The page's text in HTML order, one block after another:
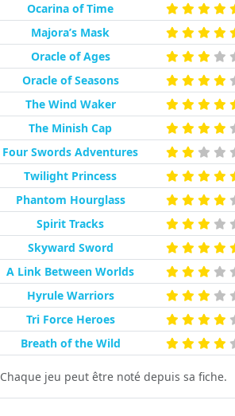
Ocarina of Time
Majora’s Mask
Oracle of Ages
Oracle of Seasons
The Wind Waker
The Minish Cap
Four Swords Adventures
Twilight Princess
Phantom Hourglass
Spirit Tracks
Skyward Sword
A Link Between Worlds
Hyrule Warriors
Tri Force Heroes
Breath of the Wild
Chaque jeu peut être noté depuis sa fiche.